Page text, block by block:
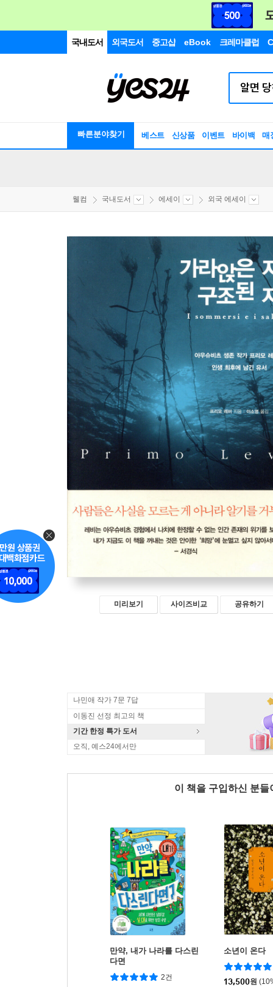
국내도서 외국도서 중고샵 eBook 크레마클럽
빠른분야찾기 베스트 신상품 이벤트 바이백 매
웰컴 국내도서 에세이 외국 에세이
미리보기 사이즈비교 공유하기
나민애 작가 7문 7답
이동진 선정 최고의 책
기간 한정 특가 도서
오직, 예스24에서만
이 책을 구입하신 분
만약, 내가 나라를 다스린
다면
2건
소년이 온다
13,500원